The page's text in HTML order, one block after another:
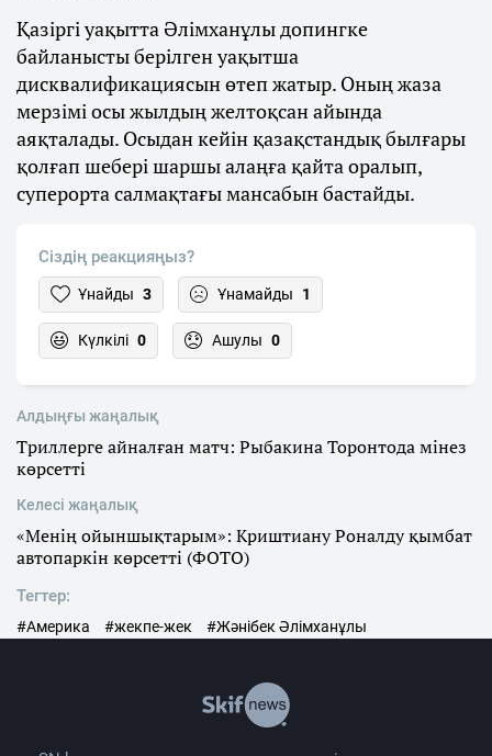
Қазіргі уақытта Әлімханұлы допингке
байланысты берілген уақытша
дисквалификациясын өтеп жатыр. Оның жаза
мерзімі осы жылдың желтоқсан айында
аяқталады. Осыдан кейін қазақстандық былғары
қолғап шебері шаршы алаңға қайта оралып,
суперорта салмақтағы мансабын бастайды.
Сіздің реакцияңыз?
Ұнайды 3 Ұнамайды 1
Күлкілі 0 Ашулы 0
Алдыңғы жаңалық
Триллерге айналған матч: Рыбакина Торонтода мінез
көрсетті
Келесі жаңалық
«Менің ойыншықтарым»: Криштиану Роналду қымбат
автопаркін көрсетті (ФОТО)
Тегтер:
#Америка #жекпе-жек #Жәнібек Әлімханұлы